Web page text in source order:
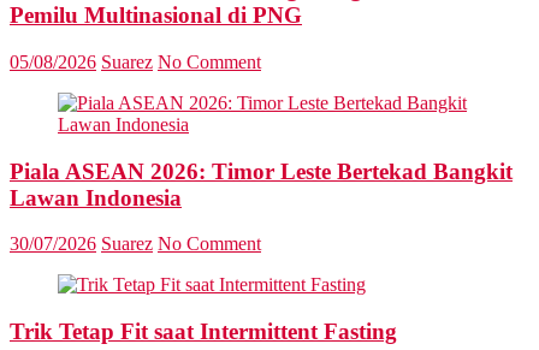
Pemilu Multinasional di PNG
05/08/2026 Suarez No Comment
Piala ASEAN 2026: Timor Leste Bertekad Bangkit
Lawan Indonesia
30/07/2026 Suarez No Comment
Trik Tetap Fit saat Intermittent Fasting